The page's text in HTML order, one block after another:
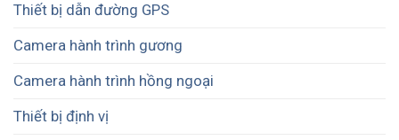
Thiết bị dẫn đường GPS
Camera hành trình gương
Camera hành trình hồng ngoại
Thiết bị định vị